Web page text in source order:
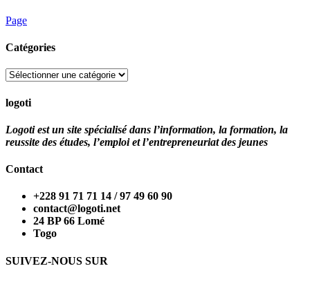
Page
Catégories
Catégories
logoti
Logoti est un site spécialisé dans l’information, la formation, la
reussite des études, l’emploi et l’entrepreneuriat des jeunes
Contact
+228 91 71 71 14 / 97 49 60 90
contact@logoti.net
24 BP 66 Lomé
Togo
SUIVEZ-NOUS SUR